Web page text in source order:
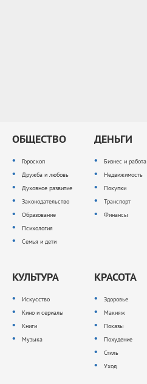
ОБЩЕСТВО
Гороскоп
Дружба и любовь
Духовное развитие
Законодательство
Образование
Психология
Семья и дети
ДЕНЬГИ
Бизнес и работа
Недвижимость
Покупки
Транспорт
Финансы
КУЛЬТУРА
Искусство
Кино и сериалы
Книги
Музыка
КРАСОТА
Здоровье
Макияж
Показы
Похудение
Стиль
Уход